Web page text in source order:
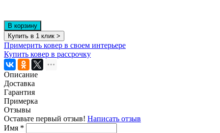
В корзину
Купить в 1 клик >
Примерить ковер в своем интерьере
Купить ковер в рассрочку
Описание
Доставка
Гарантия
Примерка
Отзывы
Оставьте первый отзыв! Написать отзыв
Имя *